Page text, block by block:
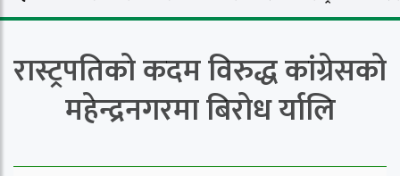
रास्ट्रपतिको कदम विरुद्ध कांग्रेसको
महेन्द्रनगरमा बिरोध र्यालि